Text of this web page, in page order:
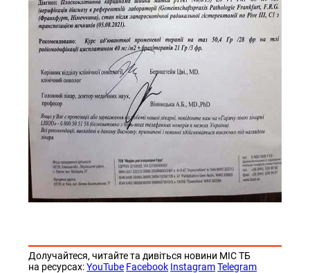
Долучайтеся, читайте та дивіться новини МІС ТБ
на ресурсах:YouTube Facebook Instagram Telegram